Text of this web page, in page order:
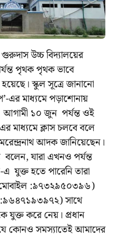
উচ্চ বিদ্যালয়ের
পৃথক পৃথক ভাবে
স্কুল সূত্রে জানানো
এর মাধ্যমে পড়াশোনায়
আগামী ১০ জুন পর্যন্ত ওই
মাধ্যমে ক্লাস চলবে বলে
আদক জানিয়েছেন।
বলেন, যারা এখনও পর্যন্ত
যুক্ত হতে পারেনি তারা
মোবাইল :৯৭৩২৯৫০৩৯৬)
:৯৬৪৭১৯৩৯৭২) সাথে
যুক্ত করে নেয়। প্রধান
যে কোনও সমস্যাতেই আমাদের